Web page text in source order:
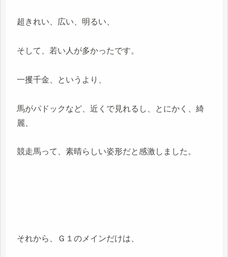
超きれい、広い、明るい、
そして、若い人が多かったです。
一攫千金、というより、
馬がパドックなど、近くで見れるし、とにかく、綺
麗、
競走馬って、素晴らしい姿形だと感激しました。
それから、Ｇ１のメインだけは、